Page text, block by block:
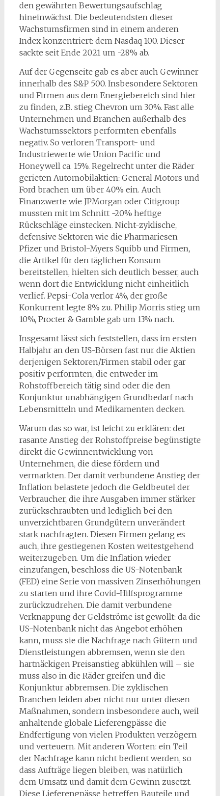
den gewährten Bewertungsaufschlag
hineinwächst. Die bedeutendsten dieser
Wachstumsfirmen sind in einem anderen
Index konzentriert: dem Nasdaq 100. Dieser
sackte seit Ende 2021 um -28% ab.
Auf der Gegenseite gab es aber auch Gewinner
innerhalb des S&P 500. Insbesondere Sektoren
und Firmen aus dem Energiebereich sind hier
zu finden, z.B. stieg Chevron um 30%. Fast alle
Unternehmen und Branchen außerhalb des
Wachstumssektors performten ebenfalls
negativ. So verloren Transport- und
Industriewerte wie Union Pacific und
Honeywell ca. 15%. Regelrecht unter die Räder
gerieten Automobilaktien: General Motors und
Ford brachen um über 40% ein. Auch
Finanzwerte wie JPMorgan oder Citigroup
mussten mit im Schnitt -20% heftige
Rückschläge einstecken. Nicht-zyklische,
defensive Sektoren wie die Pharmariesen
Pfizer und Bristol-Myers Squibb und Firmen,
die Artikel für den täglichen Konsum
bereitstellen, hielten sich deutlich besser, auch
wenn dort die Entwicklung nicht einheitlich
verlief. Pepsi-Cola verlor 4%, der große
Konkurrent legte 8% zu. Philip Morris stieg um
10%, Procter & Gamble gab um 13% nach.
Insgesamt lässt sich feststellen, dass im ersten
Halbjahr an den US-Börsen fast nur die Aktien
derjenigen Sektoren/Firmen stabil oder gar
positiv performten, die entweder im
Rohstoffbereich tätig sind oder die den
Konjunktur unabhängigen Grundbedarf nach
Lebensmitteln und Medikamenten decken.
Warum das so war, ist leicht zu erklären: der
rasante Anstieg der Rohstoffpreise begünstigte
direkt die Gewinnentwicklung von
Unternehmen, die diese fördern und
vermarkten. Der damit verbundene Anstieg der
Inflation belastete jedoch die Geldbeutel der
Verbraucher, die ihre Ausgaben immer stärker
zurückschraubten und lediglich bei den
unverzichtbaren Grundgütern unverändert
stark nachfragten. Diesen Firmen gelang es
auch, ihre gestiegenen Kosten weitestgehend
weiterzugeben. Um die Inflation wieder
einzufangen, beschloss die US-Notenbank
(FED) eine Serie von massiven Zinserhöhungen
zu starten und ihre Covid-Hilfsprogramme
zurückzudrehen. Die damit verbundene
Verknappung der Geldströme ist gewollt: da die
US-Notenbank nicht das Angebot erhöhen
kann, muss sie die Nachfrage nach Gütern und
Dienstleistungen abbremsen, wenn sie den
hartnäckigen Preisanstieg abkühlen will – sie
muss also in die Räder greifen und die
Konjunktur abbremsen. Die zyklischen
Branchen leiden aber nicht nur unter diesen
Maßnahmen, sondern insbesondere auch, weil
anhaltende globale Lieferengpässe die
Endfertigung von vielen Produkten verzögern
und verteuern. Mit anderen Worten: ein Teil
der Nachfrage kann nicht bedient werden, so
dass Aufträge liegen bleiben, was natürlich
dem Umsatz und damit dem Gewinn zusetzt.
Diese Lieferengpässe betreffen Bauteile und